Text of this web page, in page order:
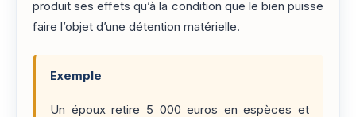
produit ses effets qu’à la condition que le bien puisse
faire l’objet d’une détention matérielle.
Exemple
Un époux retire 5 000 euros en espèces et